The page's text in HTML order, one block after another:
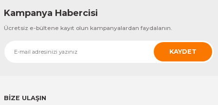
Kampanya Habercisi
Ücretsiz e-bültene kayıt olun kampanyalardan faydalanın.
KAYDET
BİZE ULAŞIN